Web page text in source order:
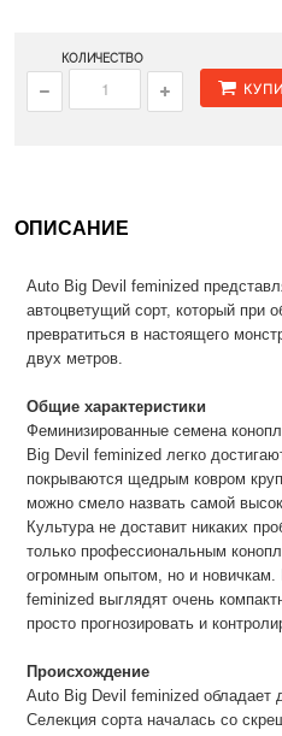
КОЛИЧЕСТВО
ОПИСАНИЕ
Auto Big Devil feminized
автоцветущий сорт, который при
превратиться в настоящего
двух метров.
Общие характеристики
Феминизированные семена
Big Devil feminized легко
покрываются щедрым ковром
можно смело назвать самой
Культура не доставит никаких
только профессиональным
огромным опытом, но и новичкам.
feminized выглядят очень
просто прогнозировать и
Происхождение
Auto Big Devil feminized обладает
Селекция сорта началась со